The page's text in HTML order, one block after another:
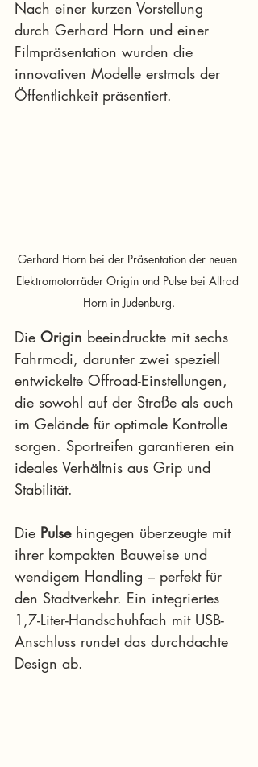
Nach einer kurzen Vorstellung
durch Gerhard Horn und einer
Filmpräsentation wurden die
innovativen Modelle erstmals der
Öffentlichkeit präsentiert.
Gerhard Horn bei der Präsentation der neuen
Elektromotorräder Origin und Pulse bei Allrad
Horn in Judenburg.
Die Origin beeindruckte mit sechs
Fahrmodi, darunter zwei speziell
entwickelte Offroad-Einstellungen,
die sowohl auf der Straße als auch
im Gelände für optimale Kontrolle
sorgen. Sportreifen garantieren ein
ideales Verhältnis aus Grip und
Stabilität.
Die Pulse hingegen überzeugte mit
ihrer kompakten Bauweise und
wendigem Handling – perfekt für
den Stadtverkehr. Ein integriertes
1,7-Liter-Handschuhfach mit USB-
Anschluss rundet das durchdachte
Design ab.